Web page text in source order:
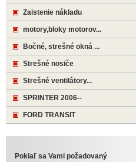
Zaistenie nákladu
motory,bloky motorov...
Bočné, strešné okná ...
Strešné nosiče
Strešné ventilátory...
SPRINTER 2006--
FORD TRANSIT
Pokiaľ sa Vami požadovaný